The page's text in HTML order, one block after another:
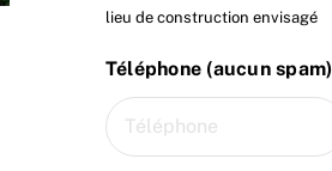
lieu de construction envisagé
Téléphone (aucun spam)